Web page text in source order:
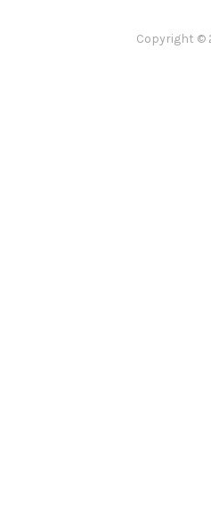
Copyright ©